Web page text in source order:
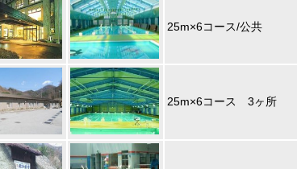
25m×6コース/公共
25m×6コース 3ヶ所